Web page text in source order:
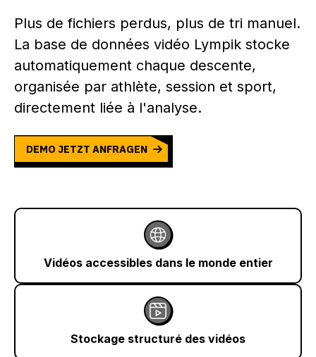
Plus de fichiers perdus, plus de tri manuel.
La base de données vidéo Lympik stocke
automatiquement chaque descente,
organisée par athlète, session et sport,
directement liée à l'analyse.
DEMO JETZT ANFRAGEN
Vidéos accessibles dans le monde entier
Stockage structuré des vidéos